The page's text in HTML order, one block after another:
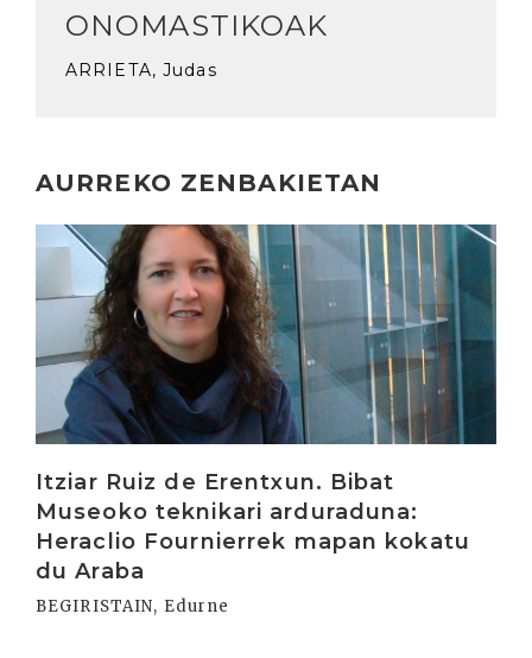
ONOMASTIKOAK
ARRIETA, Judas
AURREKO ZENBAKIETAN
Itziar Ruiz de Erentxun. Bibat
Museoko teknikari arduraduna:
Heraclio Fournierrek mapan kokatu
du Araba
BEGIRISTAIN, Edurne
Irakurri